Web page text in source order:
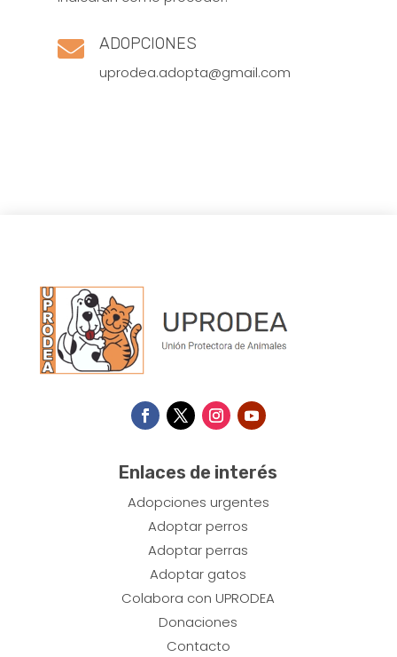
 ADOPCIONES
uprodea.adopta@gmail.com
Enlaces de interés
Adopciones urgentes
​Adoptar perros
Adoptar perras
Adoptar gatos
Colabora con UPRODEA
Donaciones
Contacto